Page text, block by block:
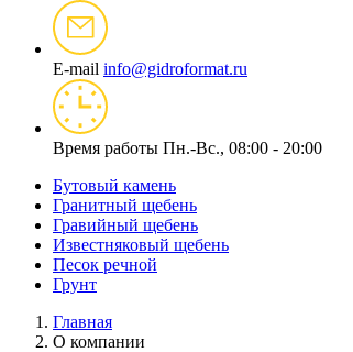
E-mail info@gidroformat.ru
Время работы Пн.-Вс., 08:00 - 20:00
Бутовый камень
Гранитный щебень
Гравийный щебень
Известняковый щебень
Песок речной
Грунт
Главная
О компании